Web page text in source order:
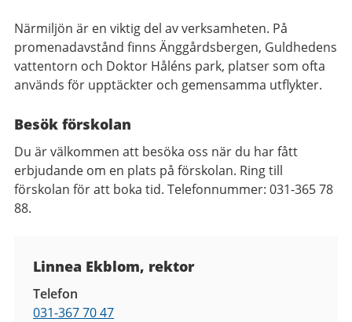
Närmiljön är en viktig del av verksamheten. På
promenadavstånd finns Änggårdsbergen, Guldhedens
vattentorn och Doktor Håléns park, platser som ofta
används för upptäckter och gemensamma utflykter.
Besök förskolan
Du är välkommen att besöka oss när du har fått
erbjudande om en plats på förskolan. Ring till
förskolan för att boka tid. Telefonnummer: 031-365 78
88.
Linnea Ekblom, rektor
Telefon
031-367 70 47